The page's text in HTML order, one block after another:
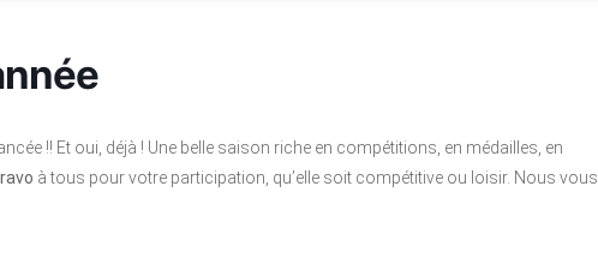
!! Et oui, déjà ! Une belle saison riche en compétitions, en médailles, en
à tous pour votre participation, qu’elle soit compétitive ou loisir. Nous vous